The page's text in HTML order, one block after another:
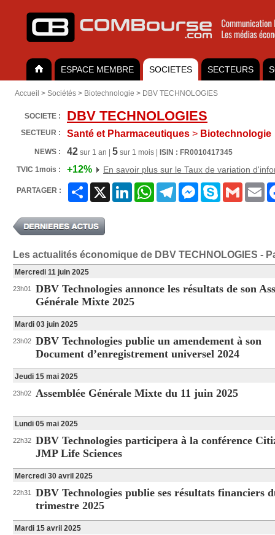
ESPACE MEMBRE SOCIETES SECTEURS
Accueil > Sociétés > Biotechnologie > DBV TECHNOLOGIES
SOCIETE : DBV TECHNOLOGIES
SECTEUR : Santé et Pharmaceutiques > Biotechnologie
NEWS : 42 sur 1 an | 5 sur 1 mois |
ISIN : FR0010417345
TVIC 1mois :
+12% En savoir plus sur le Taux de variation
PARTAGER : Partager LinkedInWhatsAppTelegramMessenger
Skype Gmail
Les actualités économique de DBV TECHNOLOGIES -
Mercredi 11 juin 2025
23h01
DBV Technologies annonce les résultats de son
Générale Mixte 2025
Mardi 03 juin 2025
23h02 DBV Technologies publie un amendement à son
Document d’enregistrement universel 2024
Jeudi 15 mai 2025
23h02 Assemblée Générale Mixte du 11 juin 2025
Lundi 05 mai 2025
22h32 DBV Technologies participera à la conférence
JMP Life Sciences
Mercredi 30 avril 2025
22h31
DBV Technologies publie ses résultats financiers
trimestre 2025
Mardi 15 avril 2025